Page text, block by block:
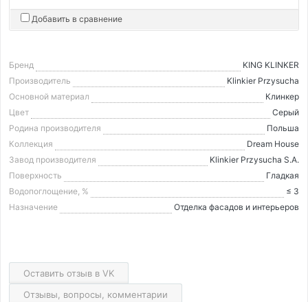
Добавить в сравнение
Бренд
KING KLINKER
Производитель
Klinkier Przysucha
Основной материал
Клинкер
Цвет
Серый
Родина производителя
Польша
Коллекция
Dream House
Завод производителя
Klinkier Przysucha S.A.
Поверхность
Гладкая
Водопоглощение, %
≤ 3
Назначение
Отделка фасадов и интерьеров
Оставить отзыв в VK
Отзывы, вопросы, комментарии